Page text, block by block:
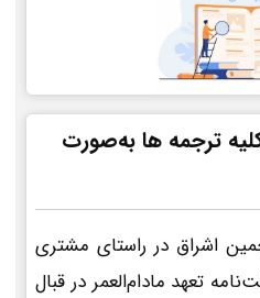
ترجمه ها به‌صورت
اشراق در راستای مشتری
تعهد مادام‌العمر در قبال